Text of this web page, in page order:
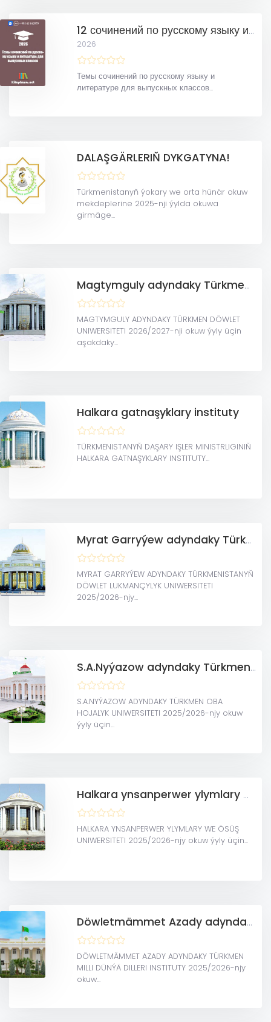
12 сочинений по русскому языку и литературе
2026
Темы сочинений по русскому языку и
литературе для выпускных классов...
DALAŞGÄRLERIŇ DYKGATYNA!
Türkmenistanyň ýokary we orta hünär okuw
mekdeplerine 2025-nji ýylda okuwa
girmäge...
Magtymguly adyndaky Türkmen döwlet uniwersiteti
MAGTYMGULY ADYNDAKY TÜRKMEN DÖWLET
UNIWERSITETI 2026/2027-nji okuw ýyly üçin
aşakdaky...
Halkara gatnaşyklary instituty
TÜRKMENISTANYŇ DAŞARY IŞLER MINISTRLIGINIŇ
HALKARA GATNAŞYKLARY INSTITUTY...
Myrat Garryýew adyndaky Türkmenistanyň Döwlet lukmançylyk uniwersiteti
MYRAT GARRYÝEW ADYNDAKY TÜRKMENISTANYŇ
DÖWLET LUKMANÇYLYK UNIWERSITETI
2025/2026-njy...
S.A.Nyýazow adyndaky Türkmen oba hojalyk uniwersiteti
S.A.NYÝAZOW ADYNDAKY TÜRKMEN OBA
HOJALYK UNIWERSITETI 2025/2026-njy okuw
ýyly üçin...
Halkara ynsanperwer ylymlary we ösüş uniwersiteti
HALKARA YNSANPERWER YLYMLARY WE ÖSÜŞ
UNIWERSITETI 2025/2026-njy okuw ýyly üçin...
Döwletmämmet Azady adyndaky Türkmen milli dünýä dilleri instituty
DÖWLETMÄMMET AZADY ADYNDAKY TÜRKMEN
MILLI DÜNÝÄ DILLERI INSTITUTY 2025/2026-njy
okuw...